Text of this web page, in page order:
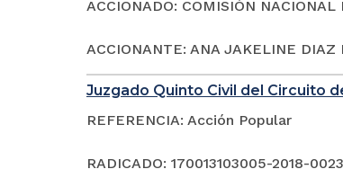
ACCIONADO: COMISIÓN
ACCIONANTE: ANA JAKELINE DIAZ
Juzgado Quinto Civil del Circuito
REFERENCIA: Acción Popular
RADICADO: 170013103005-2018-